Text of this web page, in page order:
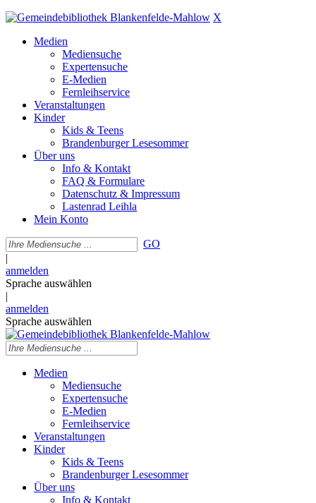
X
Medien
Mediensuche
Expertensuche
E-Medien
Fernleihservice
Veranstaltungen
Kinder
Kids & Teens
Brandenburger Lesesommer
Über uns
Info & Kontakt
FAQ & Formulare
Datenschutz & Impressum
Lastenrad Leihla
Mein Konto
GO
|
anmelden
Sprache auswählen
|
anmelden
Sprache auswählen
Medien
Mediensuche
Expertensuche
E-Medien
Fernleihservice
Veranstaltungen
Kinder
Kids & Teens
Brandenburger Lesesommer
Über uns
Info & Kontakt